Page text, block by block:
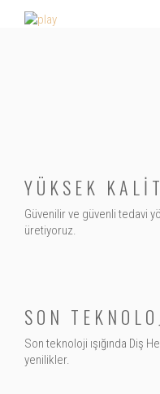
YÜKSEK
Güvenilir ve güvenli tedavi
üretiyoruz.
SON
Son teknoloji ışığında Diş
yenilikler.